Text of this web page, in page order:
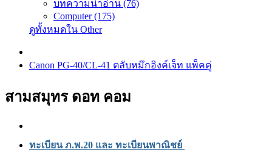
บทความน่าอ่าน (76)
Computer (175)
ดูทั้งหมดใน Other
Canon PG-40/CL-41 ตลับหมึกอิงค์เจ็ท แพ็คคู่
สามสมุทร ดอท คอม
ทะเบียน ภ.พ.20 และ ทะเบียนพาณิชย์